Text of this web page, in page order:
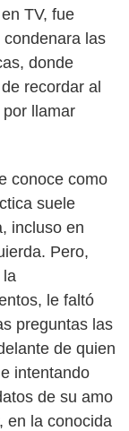
TV, fue
las
donde
recordar al
llamar
conoce como
suele
incluso en
Pero,
le faltó
preguntas las
de quien
intentando
de su amo
en la conocida